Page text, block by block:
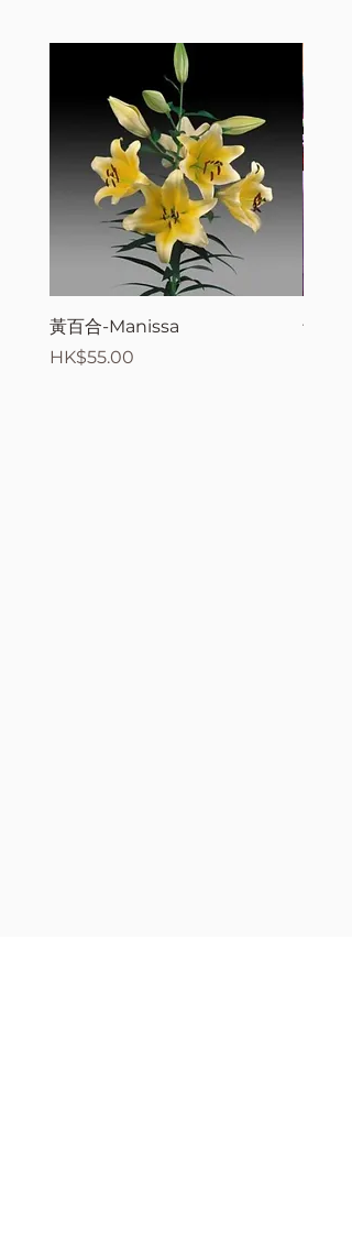
黃百合-Manissa
價格
HK$55.00
母親